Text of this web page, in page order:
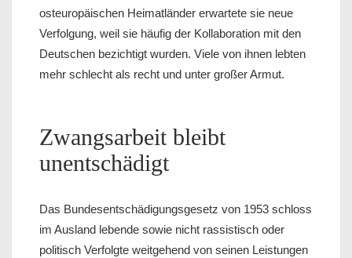
osteuropäischen Heimatländer erwartete sie neue
Verfolgung, weil sie häufig der Kollaboration mit den
Deutschen bezichtigt wurden. Viele von ihnen lebten
mehr schlecht als recht und unter großer Armut.
Zwangsarbeit bleibt
unentschädigt
Das Bundesentschädigungsgesetz von 1953 schloss
im Ausland lebende sowie nicht rassistisch oder
politisch Verfolgte weitgehend von seinen Leistungen